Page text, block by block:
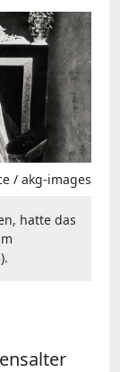
/ akg-images
hatte das